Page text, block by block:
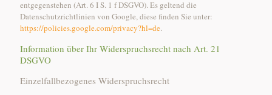
entgegenstehen (Art. 6 I S. 1 f DSGVO). Es geltend die
Datenschutzrichtlinien von Google, diese finden Sie unter:
https://policies.google.com/privacy?hl=de.
Information über Ihr Widerspruchsrecht nach Art. 21
DSGVO
Einzelfallbezogenes Widerspruchsrecht